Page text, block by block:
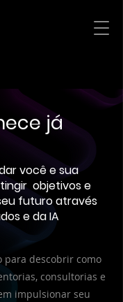
já
você e sua
objetivos e
futuro através
e da IA
para descobrir como
consultorias e
impulsionar seu